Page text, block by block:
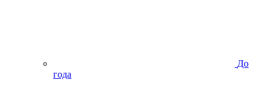
До
года